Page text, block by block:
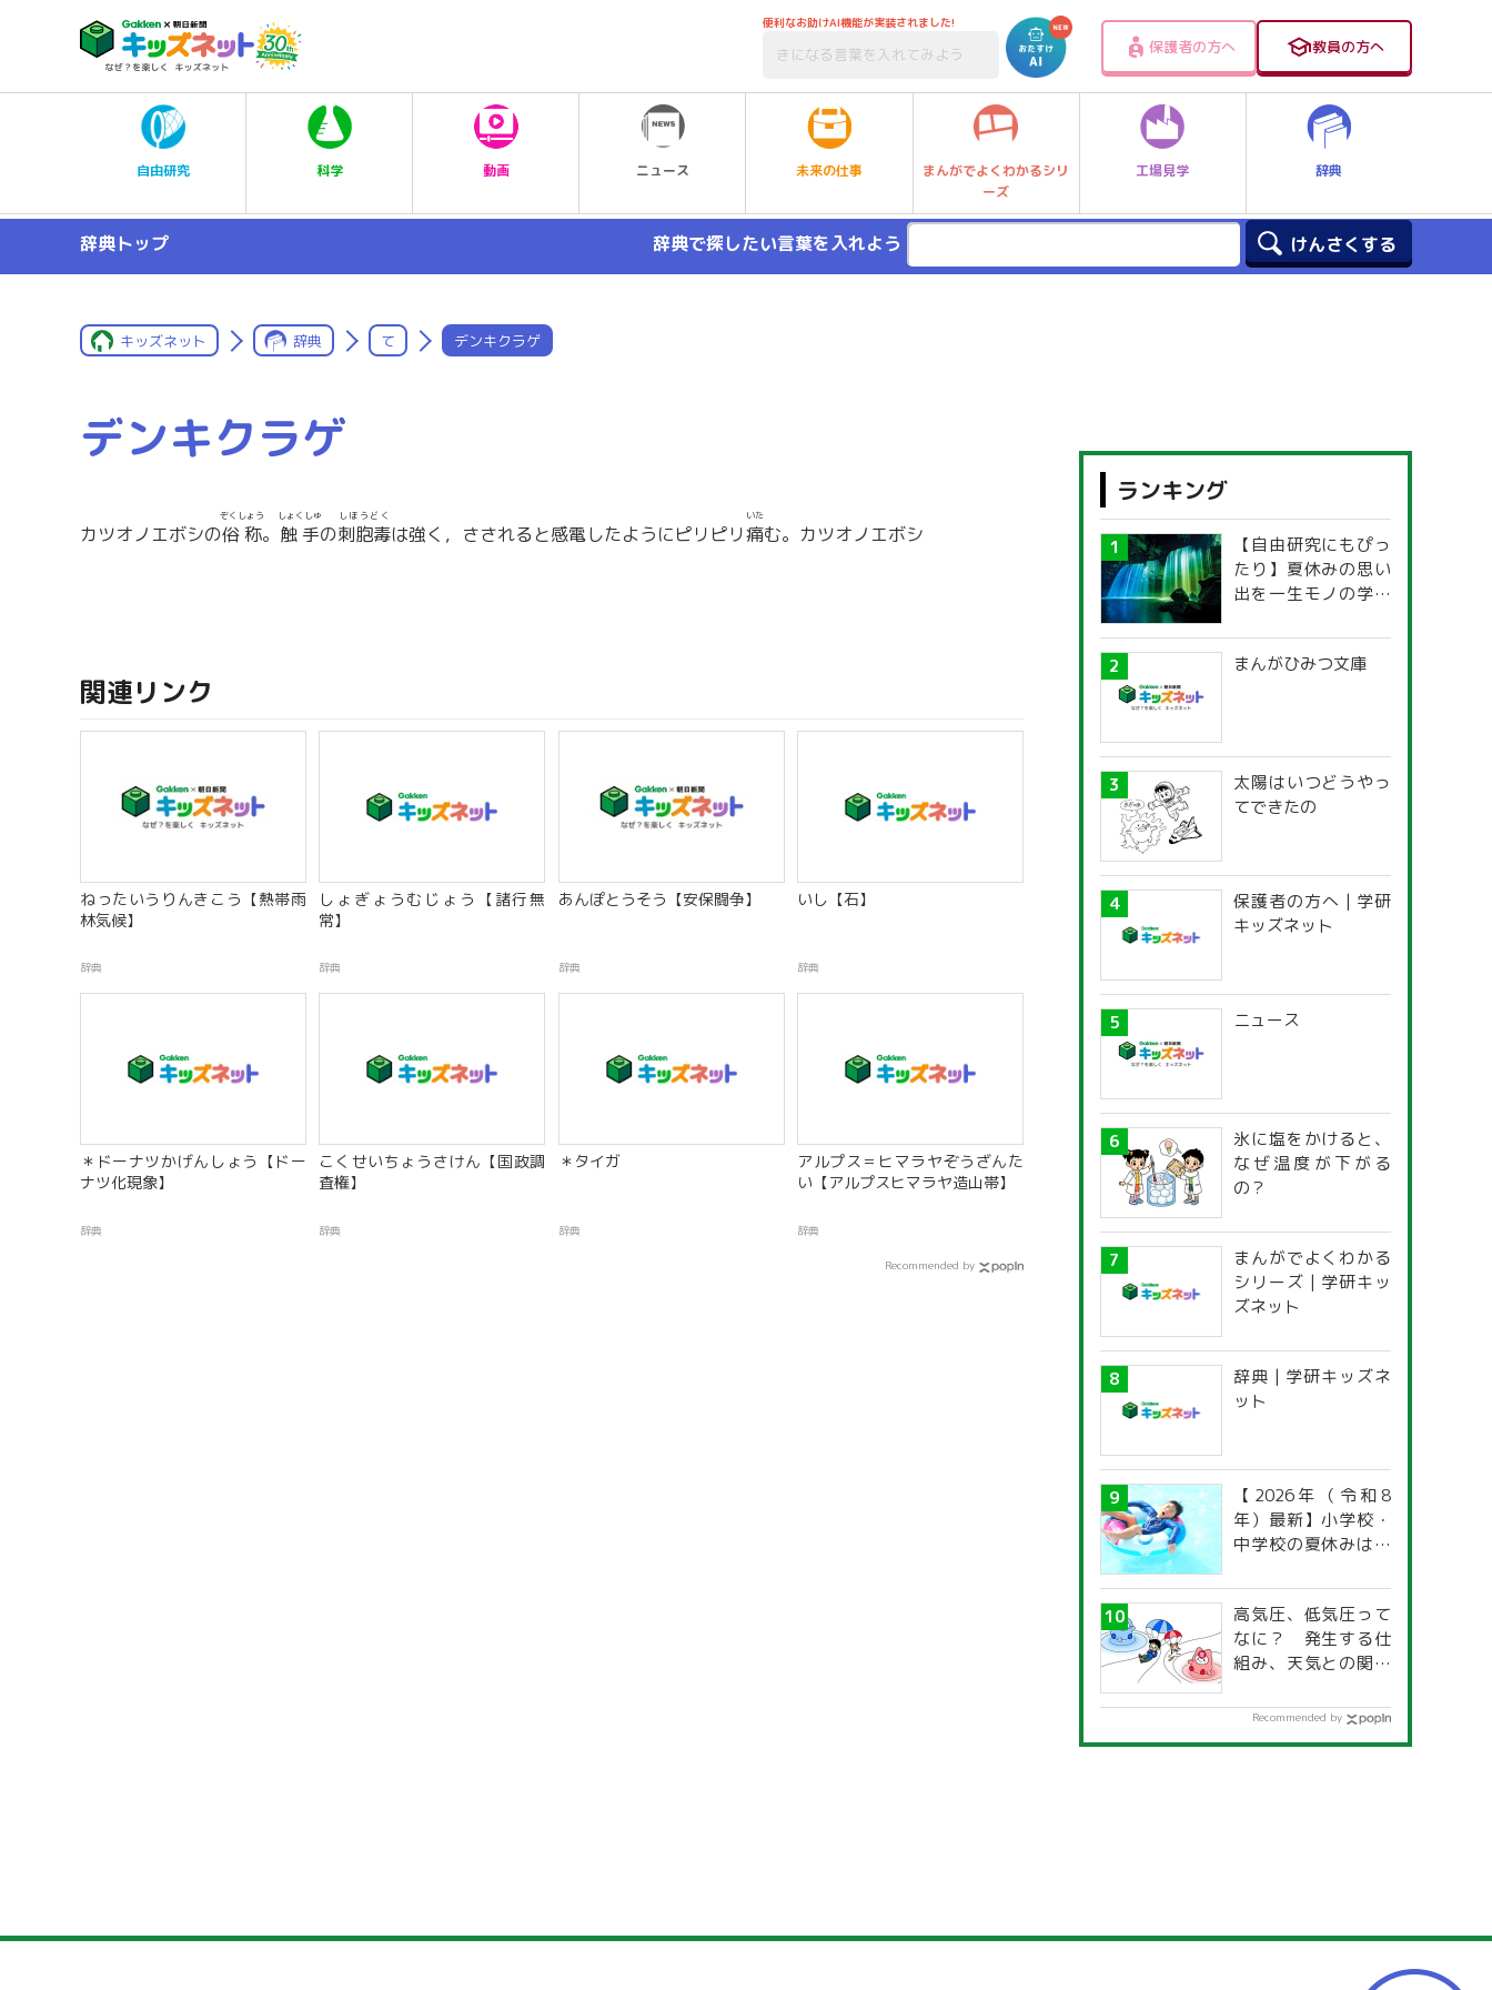
便利なお助けAI機能が実装されました!
保護者の方へ 教員の方へ
自由研究 科学 動画 ニュース 未来の仕事
まんがでよくわかるシリ
ーズ
工場見学 辞典
辞典トップ 辞典で探したい言葉を入れよう
キッズネット 辞典 て デンキクラゲ
デンキクラゲ
カツオノエボシの俗称
ぞくしょう
。 触手
しょくしゅ
の刺胞毒
しほうどく
は強く，さされると感電したようにピリピリ痛
いた
む。カツオノエボシ
関連リンク
ねったいうりんきこう【熱帯雨
林気候】
辞典
しょぎょうむじょう【諸行無
常】
辞典
あんぽとうそう【安保闘争】
辞典
いし【石】
辞典
＊ドーナツかげんしょう【ドー
ナツ化現象】
辞典
こくせいちょうさけん【国政調
査権】
辞典
＊タイガ
辞典
アルプス＝ヒマラヤぞうざんた
い【アルプスヒマラヤ造山帯】
辞典
Recommended by
ランキング
【自由研究にもぴっ
たり】夏休みの思い
出を一生モノの学び
探究ガイド
まんがひみつ文庫
太陽はいつどうやっ
てできたの
保護者の方へ | 学研
キッズネット
ニュース
氷に塩をかけると、
なぜ温度が下がる
の？
まんがでよくわかる
シリーズ | 学研キッ
ズネット
辞典 | 学研キッズネ
ット
【2026年（令和8
年）最新】小学校・
中学校の夏休みはい
道府県別「夏季休暇
一覧」
高気圧、低気圧って
なに？ 発生する仕
組み、天気との関係
Recommended by